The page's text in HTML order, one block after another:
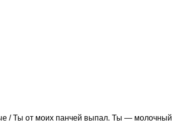
/ Ты от моих панчей выпал. Ты —